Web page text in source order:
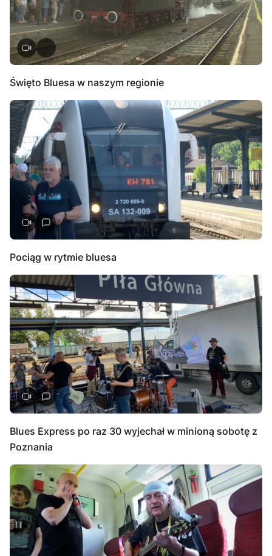
Święto Bluesa w naszym regionie
Pociąg w rytmie bluesa
Blues Express po raz 30 wyjechał w minioną sobotę z
Poznania